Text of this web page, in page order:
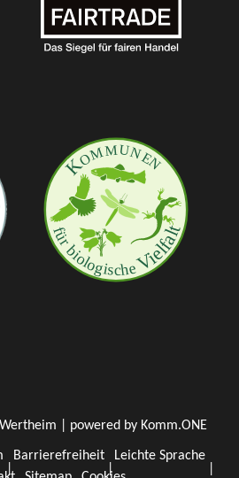
| powered by Komm.ONE
Barrierefreiheit
Leichte Sprache